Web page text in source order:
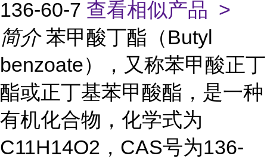
136-60-7 查看相似产品 >
简介 苯甲酸丁酯（Butyl
benzoate），又称苯甲酸正丁
酯或正丁基苯甲酸酯，是一种
有机化合物，化学式为
C11H14O2，CAS号为136-